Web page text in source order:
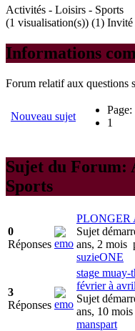
Activités - Loisirs - Sports
(1 visualisation(s)) (1) Invité
Informations
Forum relatif aux questions
Nouveau sujet
Page:
1
Sujet du Forum:
Sports
0
Réponses
PLONGER
Sujet
ans, 2 mois
suzieONE
3
Réponses
stage muay-
février à
Sujet
ans, 10 mois
manspart